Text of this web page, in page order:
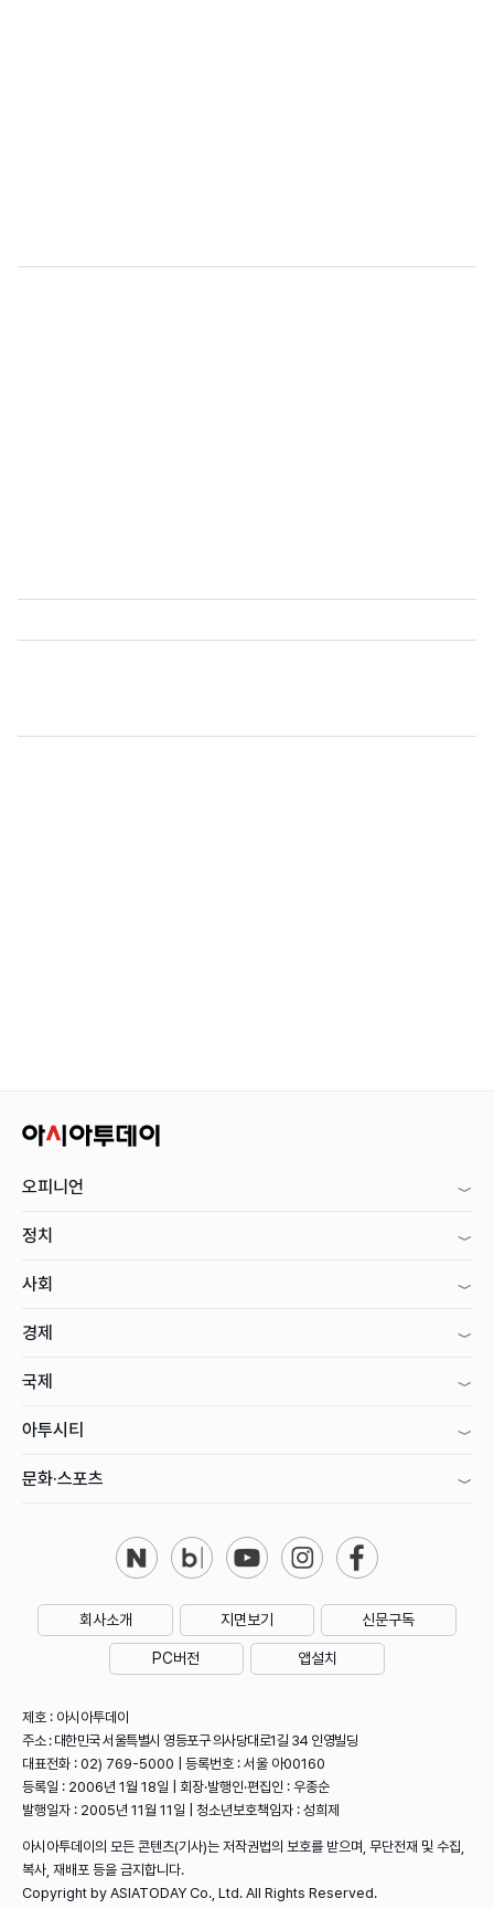
오피니언
정치
사회
경제
국제
아투시티
문화·스포츠
회사소개 지면보기 신문구독
PC버전 앱설치
제호 : 아시아투데이
주소 : 대한민국 서울특별시 영등포구 의사당대로1길 34 인영빌딩
대표전화 : 02) 769-5000 | 등록번호 : 서울 아00160
등록일 : 2006년 1월 18일 | 회장·발행인·편집인 : 우종순
발행일자 : 2005년 11월 11일 | 청소년보호책임자 : 성희제
아시아투데이의 모든 콘텐츠(기사)는 저작권법의 보호를 받으며, 무단전재 및 수집,
복사, 재배포 등을 금지합니다.
Copyright by ASIATODAY Co., Ltd. All Rights Reserved.